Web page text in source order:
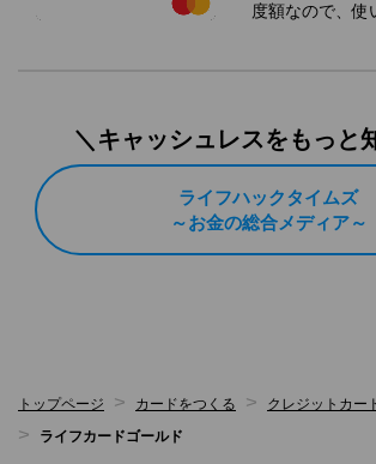
度額なので、
＼キャッシュレスをもっと
ライフハックタイムズ
～お金の総合メディア～
トップページ カードをつくる
クレジットカー
ライフカードゴールド